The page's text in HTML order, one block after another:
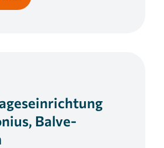
Balve-
Werbung und
Leistung von Werbekampagnen.